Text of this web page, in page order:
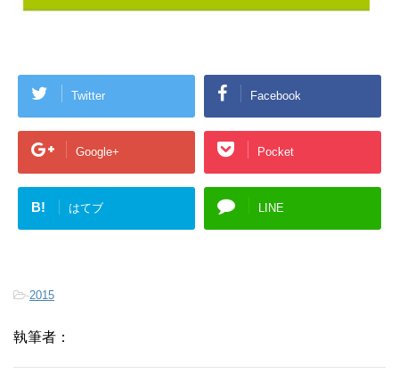
Twitter Facebook
Google+ Pocket
B! はてブ LINE
-2015
執筆者：